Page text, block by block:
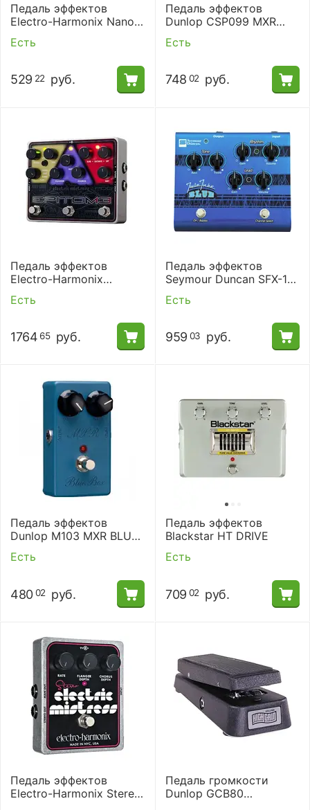
Педаль эффектов
Electro-Harmonix Nano
Есть
529 22 руб.
Педаль эффектов
Dunlop CSP099 MXR
Есть
748 02 руб.
Педаль эффектов
Electro-Harmonix
Pedal
Есть
1764 65 руб.
Педаль эффектов
Seymour Duncan SFX-11
Есть
959 03 руб.
Педаль эффектов
Dunlop M103 MXR BLUE
BOX
Есть
480 02 руб.
Педаль эффектов
Blackstar HT DRIVE
Есть
709 02 руб.
Педаль эффектов
Electro-Harmonix Stereo
Педаль громкости
Dunlop GCB80